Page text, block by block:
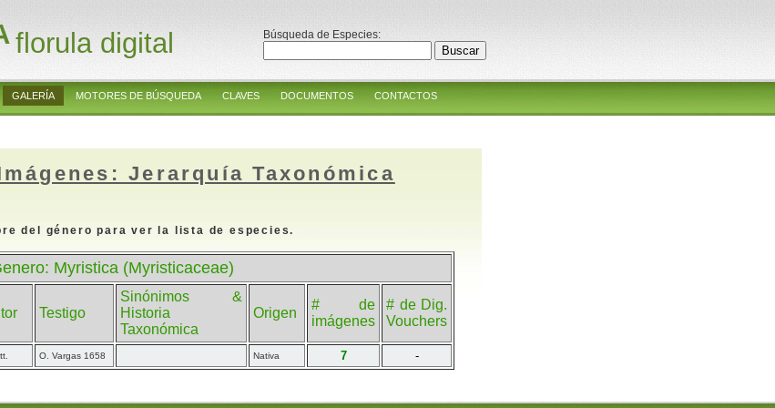
florula digital Búsqueda de Especies:
GALERÍA MOTORES DE BÚSQUEDA CLAVES DOCUMENTOS CONTACTOS
Jerarquía Taxonómica
del género para ver la lista de especies.
Myristica (Myristicaceae)
Testigo
Sinónimos &
Historia
Taxonómica
Origen
# de
imágenes
# de Dig.
Vouchers
O. Vargas 1658 Nativa 7 -